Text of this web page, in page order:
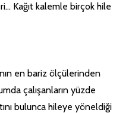
Kağıt kalemle birçok hile
en bariz ölçülerinden
çalışanların yüzde
bulunca hileye yöneldiği